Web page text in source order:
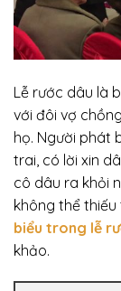
Lễ rước dâu là
với đôi vợ
họ. Người phát
trai, có lời xin
cô dâu ra khỏi
không thể
biểu trong lễ
khảo.